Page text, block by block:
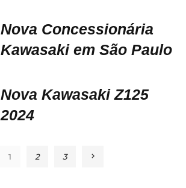
Nova Concessionária
Kawasaki em São Paulo
Nova Kawasaki Z125
2024
1 2 3